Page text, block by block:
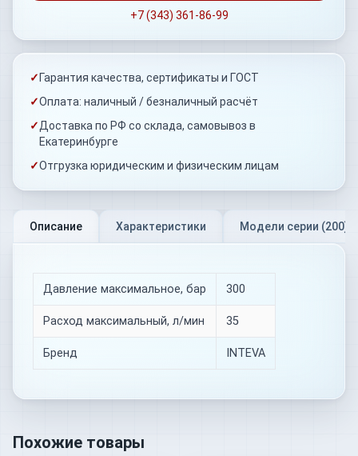
+7 (343) 361-86-99
✓ Гарантия качества, сертификаты и ГОСТ
✓Оплата: наличный / безналичный расчёт
✓Доставка по РФ со склада, самовывоз в
Екатеринбурге
✓Отгрузка юридическим и физическим лицам
Описание Характеристики Модели серии (200)
Давление максимальное, бар 300
Расход максимальный, л/мин 35
Бренд INTEVA
Похожие товары